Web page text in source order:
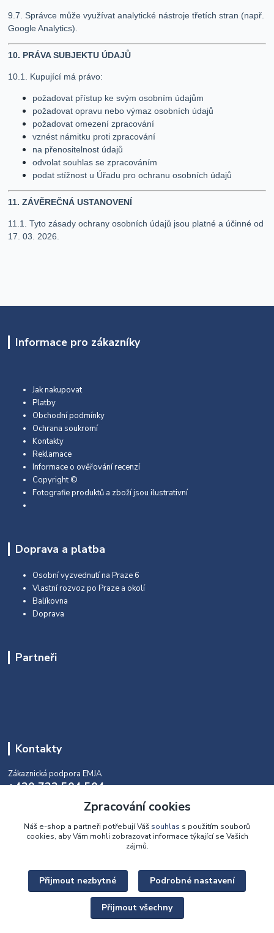
9.7. Správce může využívat analytické nástroje třetích stran (např.
Google Analytics).
10. PRÁVA SUBJEKTU ÚDAJŮ
10.1. Kupující má právo:
požadovat přístup ke svým osobním údajům
požadovat opravu nebo výmaz osobních údajů
požadovat omezení zpracování
vznést námitku proti zpracování
na přenositelnost údajů
odvolat souhlas se zpracováním
podat stížnost u Úřadu pro ochranu osobních údajů
11. ZÁVĚREČNÁ USTANOVENÍ
11.1. Tyto zásady ochrany osobních údajů jsou platné a účinné od
17. 03. 2026.
Informace pro zákazníky
Jak nakupovat
Platby
Obchodní podmínky
Ochrana soukromí
Kontakty
Reklamace
Informace o ověřování recenzí
Copyright ©
Fotografie produktů a zboží jsou ilustrativní
Doprava a platba
Osobní vyzvednutí na Praze 6
Vlastní rozvoz po Praze a okolí
Balíkovna
Doprava
Partneři
Kontakty
Zákaznická podpora EMJA
+420 732 504 504
(během naší aktuální otevírací doby)
info@emja.cz
Upravit sběr cookies.
Zpracování cookies
Náš e-shop a partneři potřebují Váš souhlas s použitím souborů
cookies, aby Vám mohli zobrazovat informace týkající se Vašich
zájmů.
Přijmout nezbytné Podrobné nastavení
Přijmout všechny